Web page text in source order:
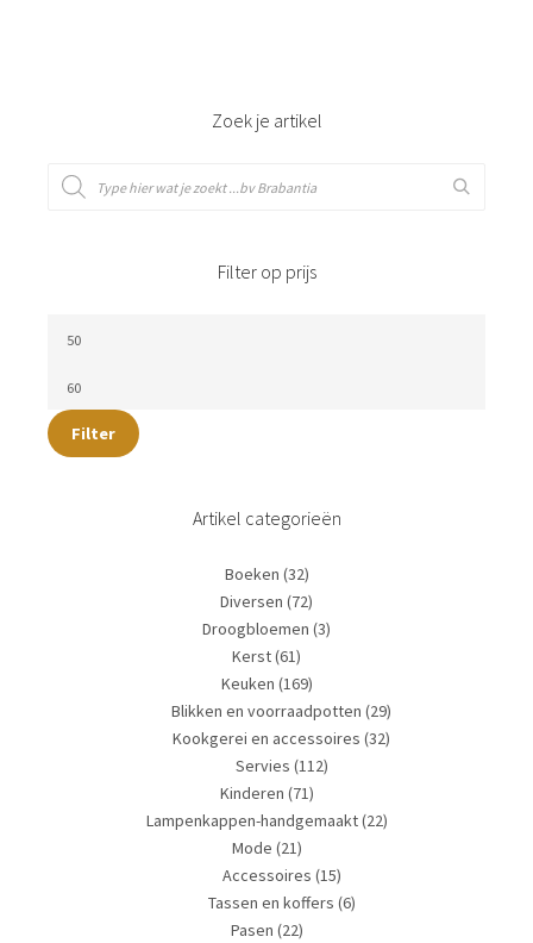
Zoek je artikel
Filter op prijs
Filter
Artikel categorieën
Boeken (32)
Diversen (72)
Droogbloemen (3)
Kerst(61)
Keuken (169)
Blikken en voorraadpotten (29)
Kookgerei en accessoires (32)
Servies (112)
Kinderen (71)
Lampenkappen-handgemaakt(22)
Mode (21)
Accessoires (15)
Tassen en koffers (6)
Pasen (22)